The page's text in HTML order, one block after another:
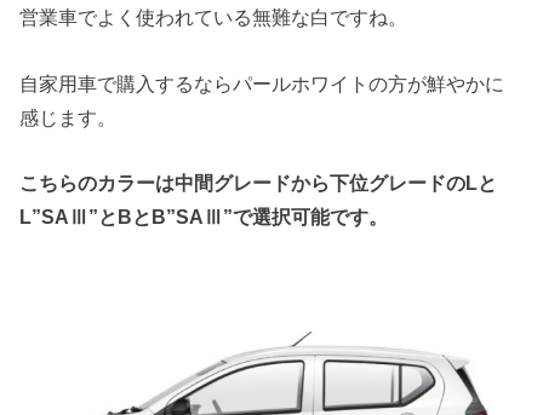
営業車でよく使われている無難な白ですね。
自家用車で購入するならパールホワイトの方が鮮やかに
感じます。
こちらのカラーは中間グレードから下位グレードのLと
L”SAⅢ”とBとB”SAⅢ”で選択可能です。